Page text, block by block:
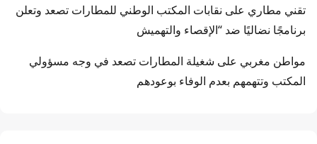
تقني مطاري على نقابات المكتب الوطني للمطارات تصعد وتعلن
برنامجًا نضاليًا ضد “الإقصاء والتهميش
مواطن مغربي على شغيلة المطارات تصعد في وجه مسؤولي
المكتب وتتهمهم بعدم الوفاء بوعودهم